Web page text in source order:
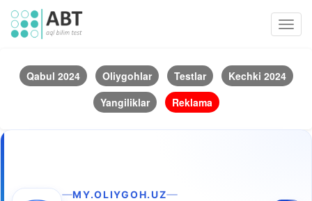
Qabul 2024 Oliygohlar Testlar
Kechki 2024
Yangiliklar
Reklama
MY.OLIYGOH.UZ